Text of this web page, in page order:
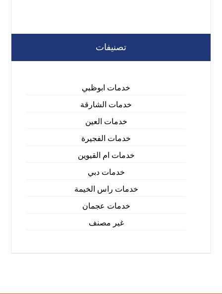
تصنيفات
خدمات ابوظبي
خدمات الشارقة
خدمات العين
خدمات الفجيرة
خدمات ام القيوين
خدمات دبي
خدمات راس الخيمة
خدمات عجمان
غير مصنف